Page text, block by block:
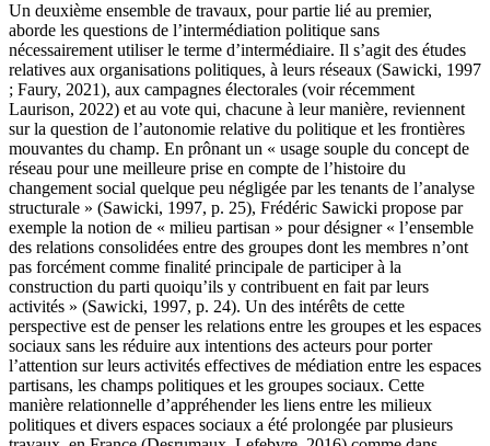
Un deuxième ensemble de travaux, pour partie lié au premier,
aborde les questions de l’intermédiation politique sans
nécessairement utiliser le terme d’intermédiaire. Il s’agit des études
relatives aux organisations politiques, à leurs réseaux (Sawicki, 1997
; Faury, 2021), aux campagnes électorales (voir récemment
Laurison, 2022) et au vote qui, chacune à leur manière, reviennent
sur la question de l’autonomie relative du politique et les frontières
mouvantes du champ. En prônant un « usage souple du concept de
réseau pour une meilleure prise en compte de l’histoire du
changement social quelque peu négligée par les tenants de l’analyse
structurale » (Sawicki, 1997, p. 25), Frédéric Sawicki propose par
exemple la notion de « milieu partisan » pour désigner « l’ensemble
des relations consolidées entre des groupes dont les membres n’ont
pas forcément comme finalité principale de participer à la
construction du parti quoiqu’ils y contribuent en fait par leurs
activités » (Sawicki, 1997, p. 24). Un des intérêts de cette
perspective est de penser les relations entre les groupes et les espaces
sociaux sans les réduire aux intentions des acteurs pour porter
l’attention sur leurs activités effectives de médiation entre les espaces
partisans, les champs politiques et les groupes sociaux. Cette
manière relationnelle d’appréhender les liens entre les milieux
politiques et divers espaces sociaux a été prolongée par plusieurs